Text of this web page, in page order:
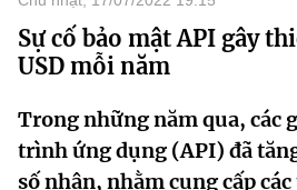
Danh mục
Trang chủ
Giới thiệu
Chức năng nhiệm vụ
Tin tức sự kiện
Sự cố bảo mật API gây
USD mỗi năm
Trong những năm qua, các
trình ứng dụng (API) đã
số nhân, nhằm cung cấp